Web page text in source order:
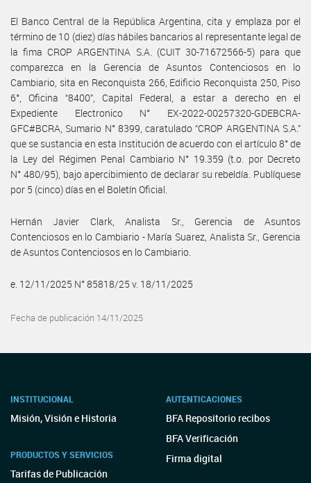
El Banco Central de la República Argentina, cita y emplaza por el
término de 10 (diez) días hábiles bancarios al representante legal de
la fima CROP ARGENTINA S.A. (CUIT 30-71672566-5) para que
comparezca en la Gerencia de Asuntos Contenciosos en lo
Cambiario, sita en Reconquista 266, Edificio Reconquista 250, Piso
6°, Oficina “8400”, Capital Federal, a estar a derecho en el
Expediente Electronico N° EX-2022-00257320-GDEBCRA-
GFC#BCRA, Sumario N° 8399, caratulado “CROP ARGENTINA S.A.”
que se sustancia en esta Institución de acuerdo con el artículo 8° de
la Ley del Régimen Penal Cambiario N° 19.359 (t.o. por Decreto
N° 480/95), bajo apercibimiento de declarar su rebeldía. Publíquese
por 5 (cinco) días en el Boletín Oficial.
Hernán Javier Clark, Analista Sr., Gerencia de Asuntos
Contenciosos en lo Cambiario - María Suarez, Analista Sr., Gerencia
de Asuntos Contenciosos en lo Cambiario.
e. 12/11/2025 N° 85818/25 v. 18/11/2025
Fecha de publicación 14/11/2025
INSTITUCIONAL
Misión, Visión e Historia
PRODUCTOS Y SERVICIOS
Tarifas de Publicación
AUTENTICACIONES
BFA Repositorio recibos
BFA Verificación
Firma digital